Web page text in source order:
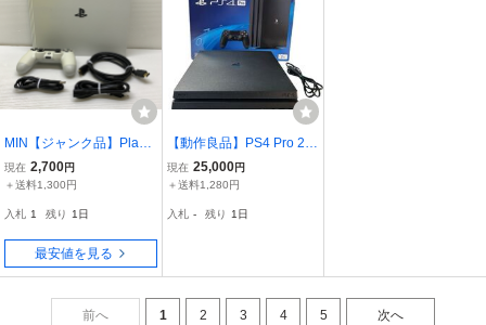
MIN【ジャンク品】PlayS
tation 4 Pro グレイシャ
ー・ホワイト 1TB CUH-7
テーション4〈033-26080
6-em-26-IWA〉
現在 2,700円
＋送料1,300円
入札 1 残り 1日
最安値を見る
【動作良品】PS4 Pro 2T
B CUH-7200CB01 最終型
ジェットブラック 本体 外
（コントローラー欠品）
現在 25,000円
＋送料1,280円
入札 - 残り 1日
前へ 1 2 3 4 5 次へ